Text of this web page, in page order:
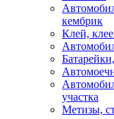
кембрик
Клей,
участка
Метизы,